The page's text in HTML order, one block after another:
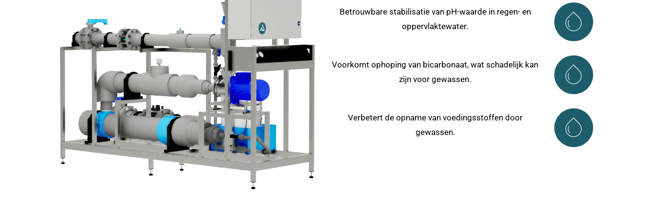
Betrouwbare stabilisatie van pH-waarde in regen- en
oppervlaktewater.
Voorkomt ophoping van bicarbonaat, wat schadelijk kan
zijn voor gewassen.
Verbetert de opname van voedingsstoffen door
gewassen.